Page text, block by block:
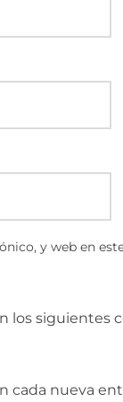
y web en
los siguientes
cada nueva